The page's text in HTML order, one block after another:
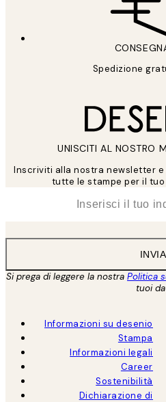
Spedizione
UNISCITI AL NOSTRO
Inscriviti alla nostra newsletter e
tutte le stampe per il
INVIA
Si prega di leggere la nostra Politica
tuoi
Informazioni su desenio
Stampa
Informazioni legali
Career
Sostenibilità
Dichiarazione di